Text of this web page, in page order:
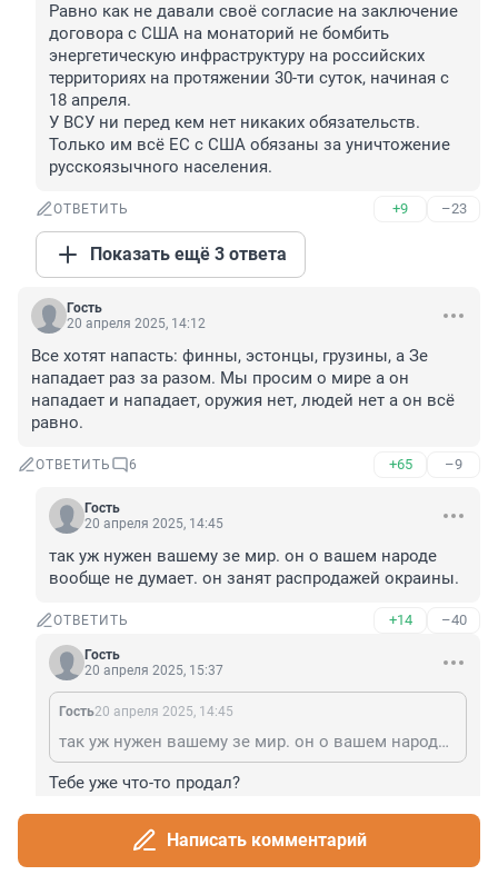
Равно как не давали своё согласие на заключение
договора с США на монаторий не бомбить
энергетическую инфраструктуру на российских
территориях на протяжении 30-ти суток, начиная с
18 апреля.
У ВСУ ни перед кем нет никаких обязательств.
Только им всё ЕС с США обязаны за уничтожение
русскоязычного населения.
ОТВЕТИТЬ +9 –23
Показать ещё 3 ответа
Гость
20 апреля 2025, 14:12
Все хотят напасть: финны, эстонцы, грузины, а Зе
нападает раз за разом. Мы просим о мире а он
нападает и нападает, оружия нет, людей нет а он всё
равно.
ОТВЕТИТЬ 6 +65 –9
Гость
20 апреля 2025, 14:45
так уж нужен вашему зе мир. он о вашем народе
вообще не думает. он занят распродажей окраины.
ОТВЕТИТЬ +14 –40
Гость
20 апреля 2025, 15:37
Гость20 апреля 2025, 14:45
так уж нужен вашему зе мир. он о вашем народе вообще не думает. он занят распродажей окраины.
Тебе уже что-то продал?
Написать комментарий